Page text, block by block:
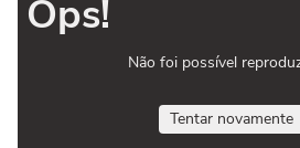
Ops!
Não foi possível
Tentar novamente